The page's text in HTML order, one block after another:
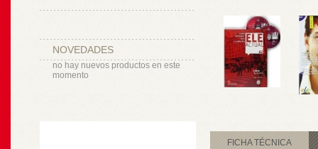
NOVEDADES
no hay nuevos productos en este
momento
FICHA TÉCNICA